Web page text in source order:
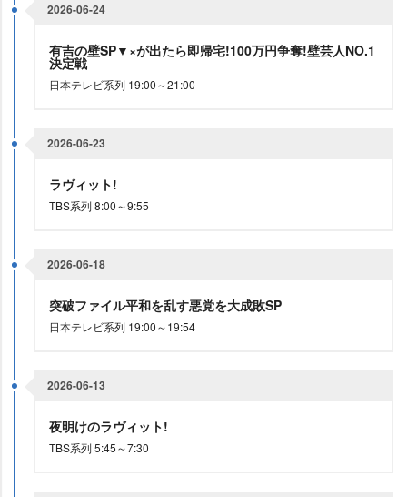
2026-06-24
有吉の壁SP▼×が出たら即帰宅!100万円争奪!壁芸人NO.1
決定戦
日本テレビ系列 19:00～21:00
2026-06-23
ラヴィット!
TBS系列 8:00～9:55
2026-06-18
突破ファイル平和を乱す悪党を大成敗SP
日本テレビ系列 19:00～19:54
2026-06-13
夜明けのラヴィット!
TBS系列 5:45～7:30